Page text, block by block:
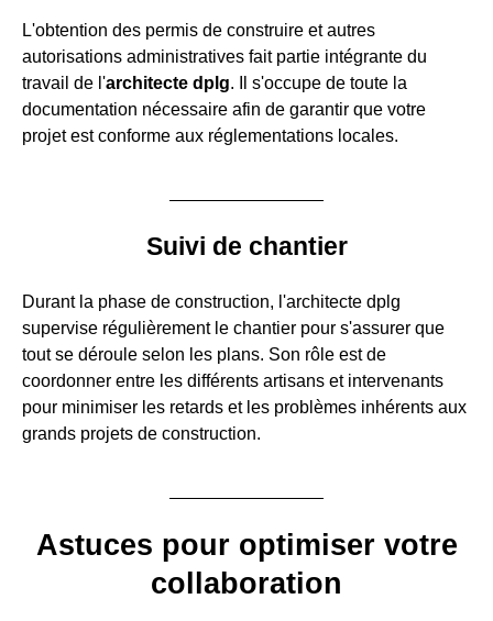
L'obtention des permis de construire et autres
autorisations administratives fait partie intégrante du
travail de l'architecte dplg. Il s'occupe de toute la
documentation nécessaire afin de garantir que votre
projet est conforme aux réglementations locales.
Suivi de chantier
Durant la phase de construction, l'architecte dplg
supervise régulièrement le chantier pour s'assurer que
tout se déroule selon les plans. Son rôle est de
coordonner entre les différents artisans et intervenants
pour minimiser les retards et les problèmes inhérents aux
grands projets de construction.
Astuces pour optimiser votre
collaboration